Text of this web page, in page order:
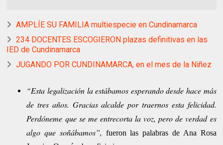
AMPLÍE SU FAMILIA multiespecie en Cundinamarca
234 DOCENTES ESCOGIERON plazas definitivas en las
IED de Cundinamarca
JUGANDO POR CUNDINAMARCA, en el mes de la Niñez
“Esta legalización la estábamos esperando desde hace más
de tres años. Gracias alcalde por traernos esta felicidad.
Perdóneme que se me entrecorta la voz, pero de verdad es
algo que soñábamos”, fueron las palabras de Ana Rosa